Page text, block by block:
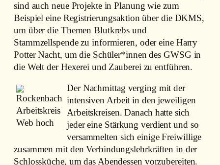
sind auch neue Projekte in Planung wie zum
Beispiel eine Registrierungsaktion über die DKMS,
um über die Themen Blutkrebs und
Stammzellspende zu informieren, oder eine Harry
Potter Nacht, um die Schüler*innen des GWSG in
die Welt der Hexerei und Zauberei zu entführen.
Der Nachmittag verging mit der
intensiven Arbeit in den jeweiligen
Arbeitskreisen. Danach hatte sich
jeder eine Stärkung verdient und so
versammelten sich einige Freiwillige
zusammen mit den Verbindungslehrkräften in der
Schlossküche, um das Abendessen vorzubereiten.